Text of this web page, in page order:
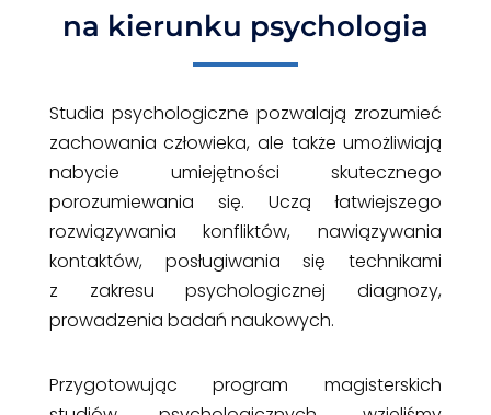
na kierunku psychologia
Studia psychologiczne pozwalają zrozumieć
zachowania człowieka, ale także umożliwiają
nabycie umiejętności skutecznego
porozumiewania się. Uczą łatwiejszego
rozwiązywania konfliktów, nawiązywania
kontaktów, posługiwania się technikami
z zakresu psychologicznej diagnozy,
prowadzenia badań naukowych.
Przygotowując program magisterskich